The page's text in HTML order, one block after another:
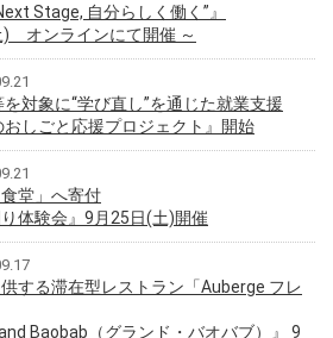
Stage, 自分らしく働く”』
) オンラインにて開催 ～
対象に“学び直し”を通じた就業支援
おしごと応援プロジェクト』開始
堂」へ寄付
体験会』9月25日(土)開催
する滞在型レストラン「Auberge フレ
Baobab（グランド・バオバブ）』 9